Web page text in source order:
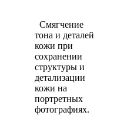
Смягчение
тона и деталей
кожи при
сохранении
структуры и
детализации
кожи на
портретных
фотографиях.